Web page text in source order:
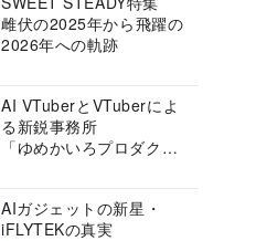
雌伏の2025年から飛躍の
2026年への軌跡
AI VTuberとVTuberによ
る新鋭事務所
「ゆめかいろプロダクシ
AIガジェットの新星・
iFLYTEKの真実